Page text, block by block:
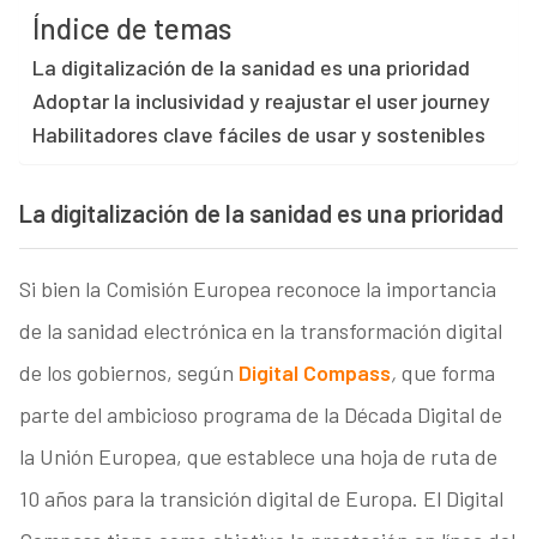
Índice de temas
La digitalización de la sanidad es una prioridad
Adoptar la inclusividad y reajustar el user journey
Habilitadores clave fáciles de usar y sostenibles
La digitalización de la sanidad es una prioridad
Si bien la Comisión Europea reconoce la importancia
de la sanidad electrónica en la transformación digital
de los gobiernos, según Digital Compass, que forma
parte del ambicioso programa de la Década Digital de
la Unión Europea, que establece una hoja de ruta de
10 años para la transición digital de Europa. El Digital